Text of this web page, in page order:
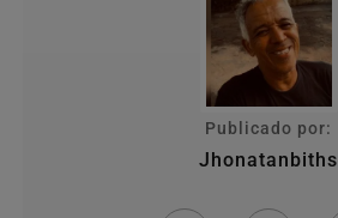
Publicado por:
Jhonatanbiths